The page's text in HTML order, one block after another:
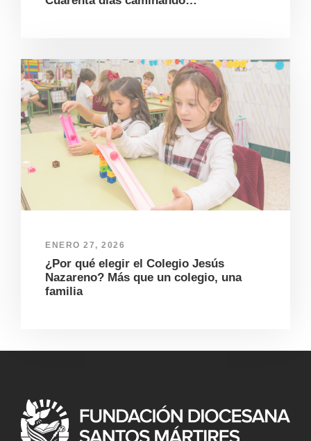
ENERO 27, 2026
¿Por qué elegir el Colegio Jesús
Nazareno? Más que un colegio, una
familia